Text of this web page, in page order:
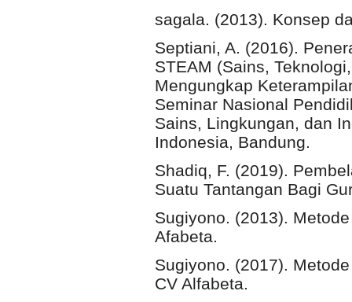
sagala. (2013). Konsep
Septiani, A. (2016).
STEAM (Sains,
Mengungkap
Seminar Nasional
Sains, Lingkungan, dan
Indonesia, Bandung.
Shadiq, F. (2019).
Suatu Tantangan Bagi
Sugiyono. (2013).
Afabeta.
Sugiyono. (2017).
CV Alfabeta.